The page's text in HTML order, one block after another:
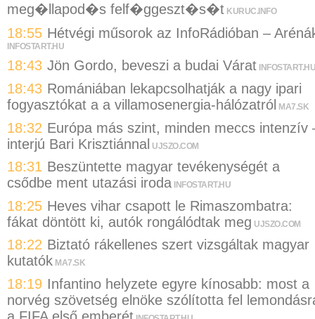
meg�llapod�s felf�ggeszt�s�t KURUC.INFO
18:55 Hétvégi műsorok az InfoRádióban –
INFOSTART.HU
18:43 Jön Gordo, beveszi a budai Várat INFOSTART.HU
18:43 Romániában lekapcsolhatják a nagy ipari
fogyasztókat a a villamosenergia-hálózatról
MA7.SK
18:32 Európa más szint, minden meccs intenzív
interjú Bari Krisztiánnal UJSZO.COM
18:31 Beszüntette magyar tevékenységét a
csődbe ment utazási iroda INFOSTART.HU
18:25 Heves vihar csapott le Rimaszombatra:
fákat döntött ki, autók rongálódtak meg UJSZO.COM
18:22 Biztató rákellenes szert vizsgáltak magyar
kutatók MA7.SK
18:19 Infantino helyzete egyre kínosabb: most a
norvég szövetség elnöke szólította fel